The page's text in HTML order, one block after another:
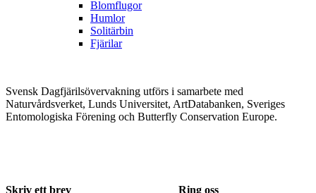
Blomflugor
Humlor
Solitärbin
Fjärilar
Svensk Dagfjärilsövervakning utförs i samarbete med
Naturvårdsverket, Lunds Universitet, ArtDatabanken, Sveriges
Entomologiska Förening och Butterfly Conservation Europe.
Skriv ett brev Ring oss